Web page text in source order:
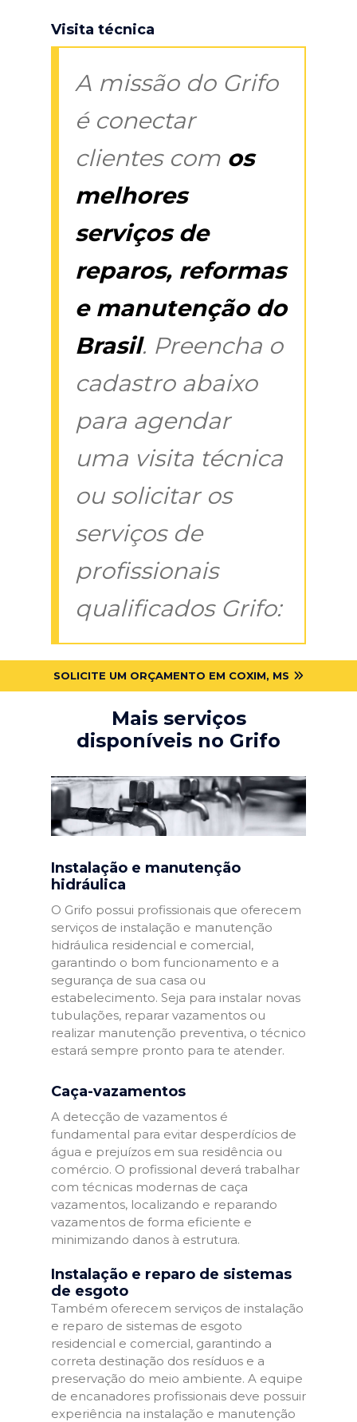
Visita técnica
A missão do Grifo
é conectar
clientes com os
melhores
serviços de
reparos, reformas
e manutenção do
Brasil. Preencha o
cadastro abaixo
para agendar
uma visita técnica
ou solicitar os
serviços de
profissionais
qualificados Grifo:
SOLICITE UM ORÇAMENTO EM COXIM, MS
Mais serviços
disponíveis no Grifo
Instalação e manutenção
hidráulica
O Grifo possui profissionais que oferecem
serviços de instalação e manutenção
hidráulica residencial e comercial,
garantindo o bom funcionamento e a
segurança de sua casa ou
estabelecimento. Seja para instalar novas
tubulações, reparar vazamentos ou
realizar manutenção preventiva, o técnico
estará sempre pronto para te atender.
Caça-vazamentos
A detecção de vazamentos é
fundamental para evitar desperdícios de
água e prejuízos em sua residência ou
comércio. O profissional deverá trabalhar
com técnicas modernas de caça
vazamentos, localizando e reparando
vazamentos de forma eficiente e
minimizando danos à estrutura.
Instalação e reparo de sistemas
de esgoto
Também oferecem serviços de instalação
e reparo de sistemas de esgoto
residencial e comercial, garantindo a
correta destinação dos resíduos e a
preservação do meio ambiente. A equipe
de encanadores profissionais deve possuir
experiência na instalação e manutenção